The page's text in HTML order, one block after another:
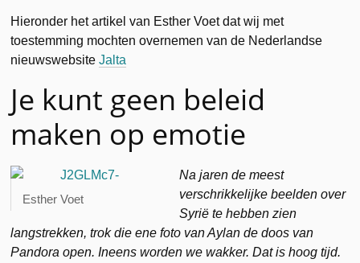
Hieronder het artikel van Esther Voet dat wij met
toestemming mochten overnemen van de Nederlandse
nieuwswebsiteJalta
Je kunt geen beleid
maken op emotie
Esther Voet
Na jaren de meest
verschrikkelijke beelden over
Syrië te hebben zien
langstrekken, trok die ene foto van Aylan de doos van
Pandora open. Ineens worden we wakker. Dat is hoog tijd.